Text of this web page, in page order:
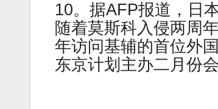
10。据AFP报道，日
随着莫斯科入侵两周
年访问基辅的首位外
东京计划主办二月份